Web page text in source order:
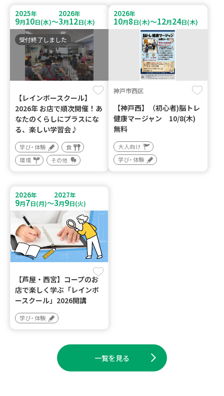
2025年
9月10日(水)～
2026年
3月12日(木)
受付終了しました
【レインボースクール】
2026年 お店で順次開催！あ
なたのくらしにプラスにな
る、楽しい学習会♪
学び・体験
食
環境
その他
2026年
10月8日(木)～12月24日(木)
神戸市西区
【神戸西】（初心者)脳トレ
健康マージャン 10/8(木)
無料
大人向け
学び・体験
2026年
9月7日(月)～
2027年
3月9日(火)
【芦屋・西宮】コープのお
店で楽しく学ぶ「レインボ
ースクール」2026開講
学び・体験
一覧を見る